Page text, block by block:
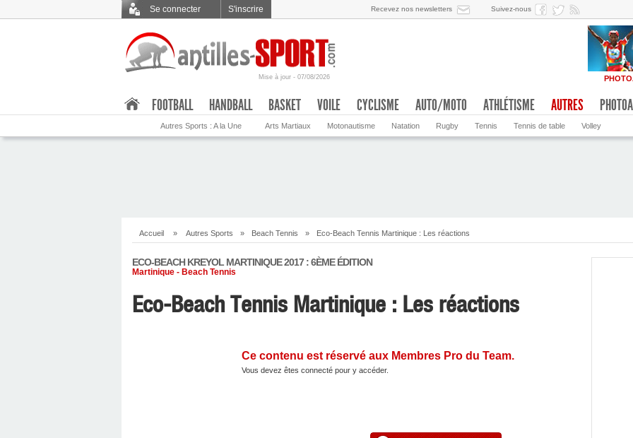
Se connecter S'inscrire Recevez nos newsletters Suivez-nous
Mise à jour - 07/08/2026
FOOTBALL HANDBALL BASKET VOILE CYCLISME AUTO/MOTO ATHLÉTISME AUTRES
Autres Sports : A la Une Arts Martiaux Motonautisme Natation Rugby Tennis Tennis de table Volley
Accueil » Autres Sports » Beach Tennis » Eco-Beach Tennis Martinique : Les réactions
ECO-BEACH KREYOL MARTINIQUE 2017 : 6ÈME ÉDITION
Martinique - Beach Tennis
Eco-Beach Tennis Martinique : Les réactions
Ce contenu est réservé aux Membres Pro du Team.
Vous devez êtes connecté pour y accéder.